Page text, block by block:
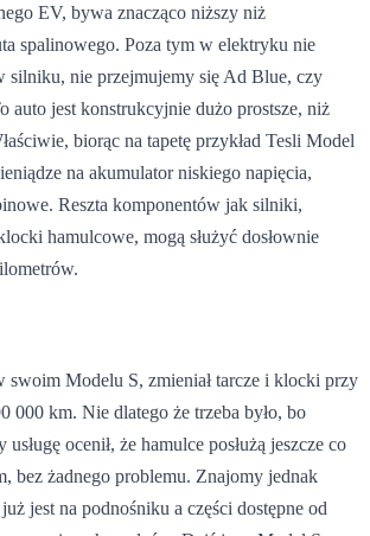
EV, bywa znacząco niższy niż
spalinowego. Poza tym w elektryku nie
silniku, nie przejmujemy się Ad Blue, czy
auto jest konstrukcyjnie dużo prostsze, niż
biorąc na tapetę przykład Tesli Model
na akumulator niskiego napięcia,
Reszta komponentów jak silniki,
hamulcowe, mogą służyć dosłownie
Modelu S, zmieniał tarcze i klocki przy
000 km. Nie dlatego że trzeba było, bo
ocenił, że hamulce posłużą jeszcze co
bez żadnego problemu. Znajomy jednak
jest na podnośniku a części dostępne od